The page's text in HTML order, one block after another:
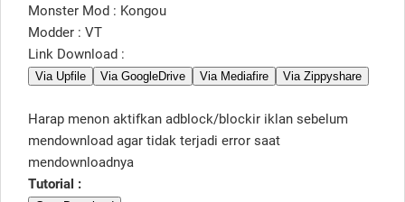
Monster Mod : Kongou
Modder : VT
Link Download :
Via Upfile Via GoogleDrive Via Mediafire Via Zippyshare
Harap menon aktifkan adblock/blockir iklan sebelum
mendownload agar tidak terjadi error saat
mendownloadnya
Tutorial :